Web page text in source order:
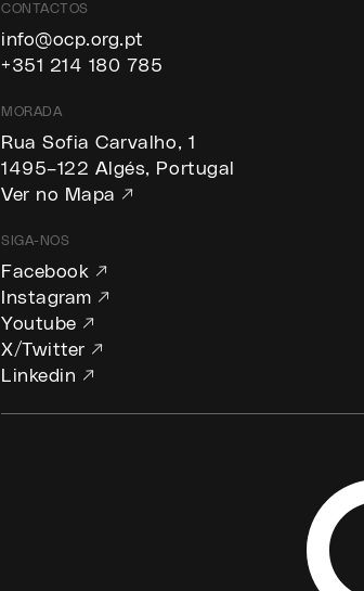
CONTACTOS
info@ocp.org.pt
+351 214 180 785
MORADA
Rua Sofia Carvalho, 1
1495–122 Algés, Portugal
Ver no Mapa ↗
SIGA-NOS
Facebook ↗
Instagram ↗
Youtube ↗
X/Twitter ↗
Linkedin ↗